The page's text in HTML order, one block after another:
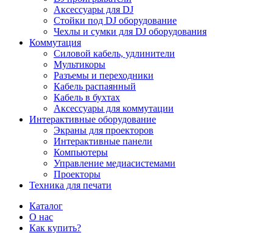
Аксессуары для DJ
Стойки под DJ оборудование
Чехлы и сумки для DJ оборудования
Коммутация
Силовой кабель, удлинители
Мультикоры
Разъемы и переходники
Кабель распаянный
Кабель в бухтах
Аксессуары для коммутации
Интерактивные оборудование
Экраны для проекторов
Интерактивные панели
Компьютеры
Управление медиасистемами
Проекторы
Техника для печати
Каталог
О нас
Как купить?